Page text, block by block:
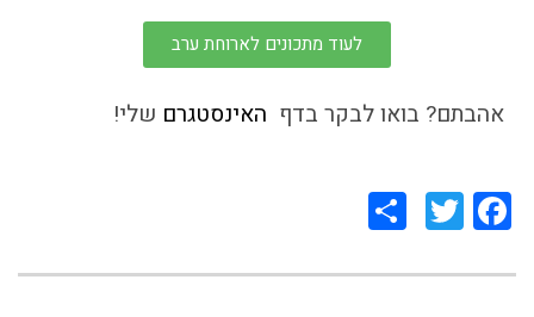
לעוד מתכונים לארוחת ערב
אהבתם? בואו לבקר בדף האינסטגרם שלי!
Facebook
Twitter